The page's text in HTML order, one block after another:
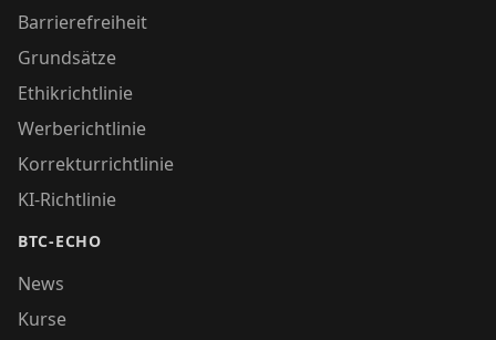
Barrierefreiheit
Grundsätze
Ethikrichtlinie
Werberichtlinie
Korrekturrichtlinie
KI-Richtlinie
BTC-ECHO
News
Kurse